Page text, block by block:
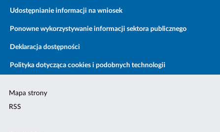
Udostępnianie informacji na wniosek
Ponowne wykorzystywanie informacji sektora publicznego
Deklaracja dostępności
Polityka dotycząca cookies i podobnych technologii
Mapa strony
RSS